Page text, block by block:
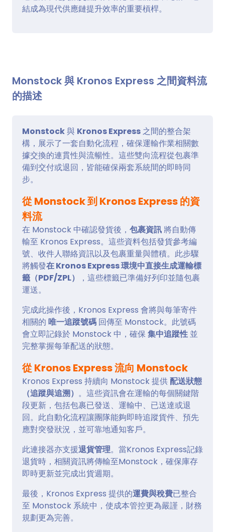
結成為現代供應鏈提升效率的重要槓桿。
Monstock 與 Kronos Express 之間資料流
的描述
Monstock與 Kronos Express之間的整合架
構，展示了一套自動化流程，確保運輸作業相關數
據交換的連貫性與流暢性。這些雙向流程從包裹準
備到交付或退回，皆能確保兩套系統間的即時同
步。
從 Monstock 到 Kronos Express 的資
料流
在 Monstock 中確認發貨後， 包裹資訊將自動傳
輸至 Kronos Express。這些資料包括發貨參考編
號、收件人聯絡資訊以及包裹重量與體積。此步驟
將觸發在 Kronos Express 環境中直接生成運輸標
籤（PDF/ZPL）
，這些標籤已準備好列印並隨包裹
運送。
完成此操作後，Kronos Express 會將與每筆寄件
相關的 唯一追蹤號碼 回傳至 Monstock。此號碼
會立即記錄於 Monstock 中，確保 集中追蹤性並
完整掌握每筆配送的狀態。
從 Kronos Express 流向 Monstock
Kronos Express 持續向 Monstock 提供配送狀態
（追蹤與追溯） 。這些資訊會在運輸的每個關鍵階
段更新，包括包裹已發送、運輸中、已送達或退
回。此自動化流程讓團隊能夠即時追蹤貨件、預先
應對突發狀況，並可靠地通知客戶。
此連接器亦支援退貨管理。當Kronos Express記錄
退貨時，相關資訊將傳輸至Monstock，確保庫存
即時更新並完成出貨週期。
最後，Kronos Express 提供的運費與稅費已整合
至 Monstock 系統中，使成本管控更為嚴謹，財務
規劃更為完善。